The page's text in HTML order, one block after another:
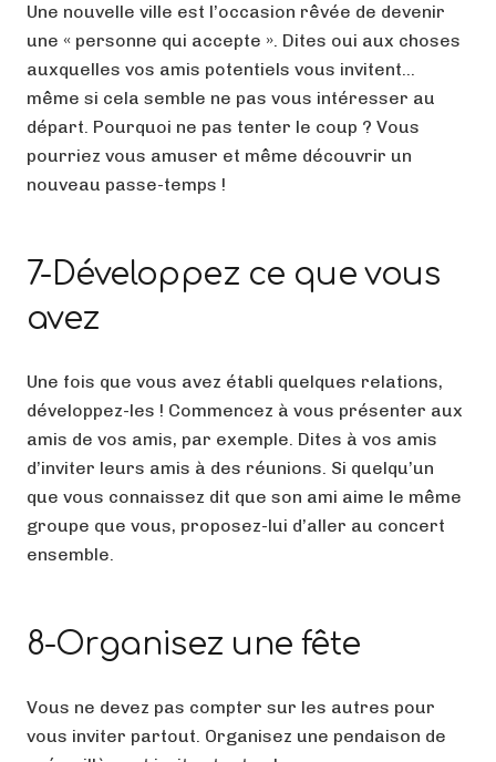
Une nouvelle ville est l’occasion rêvée de devenir
une « personne qui accepte ». Dites oui aux choses
auxquelles vos amis potentiels vous invitent…
même si cela semble ne pas vous intéresser au
départ. Pourquoi ne pas tenter le coup ? Vous
pourriez vous amuser et même découvrir un
nouveau passe-temps !
7-Développez ce que vous
avez
Une fois que vous avez établi quelques relations,
développez-les ! Commencez à vous présenter aux
amis de vos amis, par exemple. Dites à vos amis
d’inviter leurs amis à des réunions. Si quelqu’un
que vous connaissez dit que son ami aime le même
groupe que vous, proposez-lui d’aller au concert
ensemble.
8-Organisez une fête
Vous ne devez pas compter sur les autres pour
vous inviter partout. Organisez une pendaison de